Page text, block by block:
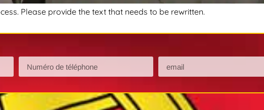
Please provide the text that needs to be rewritten.